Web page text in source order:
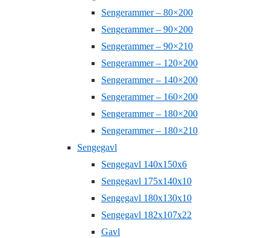
Sengerammer – 80×200
Sengerammer – 90×200
Sengerammer – 90×210
Sengerammer – 120×200
Sengerammer – 140×200
Sengerammer – 160×200
Sengerammer – 180×200
Sengerammer – 180×210
Sengegavl
Sengegavl 140x150x6
Sengegavl 175x140x10
Sengegavl 180x130x10
Sengegavl 182x107x22
Gavl